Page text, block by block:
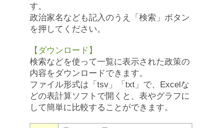
す。
政治家名なども記入のうえ「検索」ボタン
を押してください。
【ダウンロード】
検索などを使って一覧に表示された政策の
内容をダウンロードできます。
ファイル形式は「tsv」「txt」で、Excelな
どの表計算ソフトで開くと、表やグラフに
して簡単に比較することができます。